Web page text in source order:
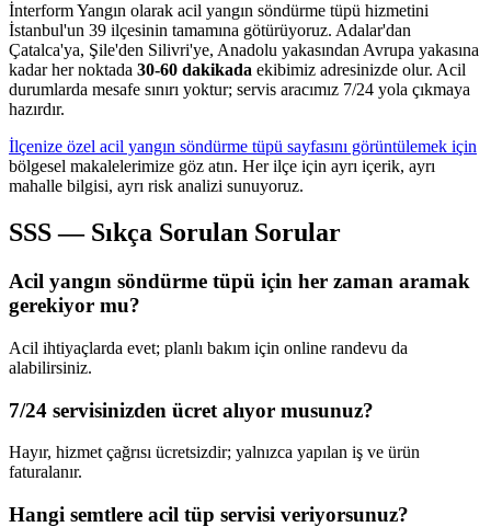
İnterform Yangın olarak acil yangın söndürme tüpü hizmetini
İstanbul'un 39 ilçesinin tamamına götürüyoruz. Adalar'dan
Çatalca'ya, Şile'den Silivri'ye, Anadolu yakasından Avrupa yakasına
kadar her noktada 30-60 dakikada ekibimiz adresinizde olur. Acil
durumlarda mesafe sınırı yoktur; servis aracımız 7/24 yola çıkmaya
hazırdır.
İlçenize özel acil yangın söndürme tüpü sayfasını görüntülemek için
bölgesel makalelerimize göz atın. Her ilçe için ayrı içerik, ayrı
mahalle bilgisi, ayrı risk analizi sunuyoruz.
SSS — Sıkça Sorulan Sorular
Acil yangın söndürme tüpü için her zaman aramak
gerekiyor mu?
Acil ihtiyaçlarda evet; planlı bakım için online randevu da
alabilirsiniz.
7/24 servisinizden ücret alıyor musunuz?
Hayır, hizmet çağrısı ücretsizdir; yalnızca yapılan iş ve ürün
faturalanır.
Hangi semtlere acil tüp servisi veriyorsunuz?